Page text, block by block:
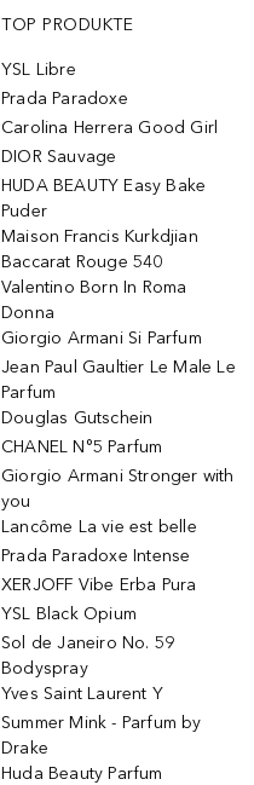
TOP PRODUKTE
YSL Libre
Prada Paradoxe
Carolina Herrera Good Girl
DIOR Sauvage
HUDA BEAUTY Easy Bake
Puder
Maison Francis Kurkdjian
Baccarat Rouge 540
Valentino Born In Roma
Donna
Giorgio Armani Si Parfum
Jean Paul Gaultier Le Male Le
Parfum
Douglas Gutschein
CHANEL N°5 Parfum
Giorgio Armani Stronger with
you
Lancôme La vie est belle
Prada Paradoxe Intense
XERJOFF Vibe Erba Pura
YSL Black Opium
Sol de Janeiro No. 59
Bodyspray
Yves Saint Laurent Y
Summer Mink - Parfum by
Drake
Huda Beauty Parfum